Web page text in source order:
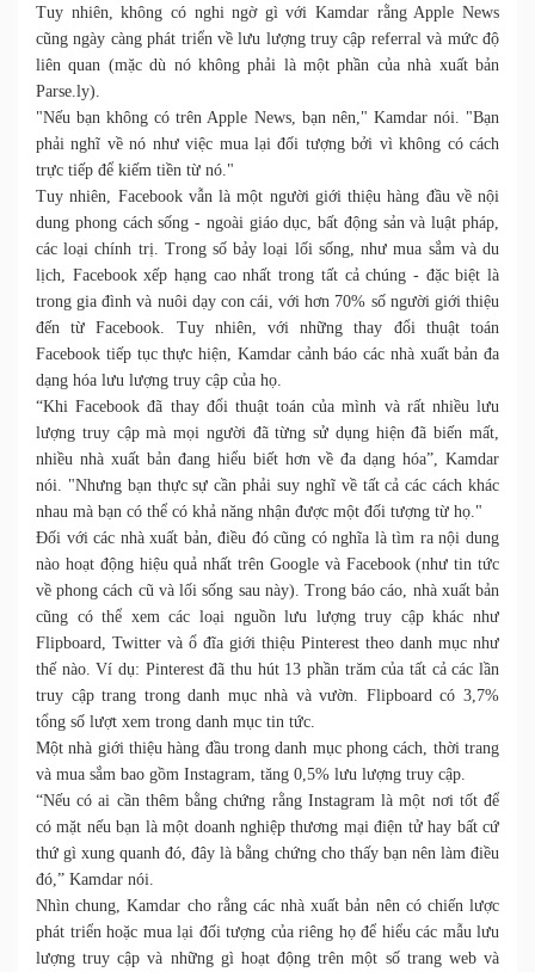
Tuy nhiên, không có nghi ngờ gì với Kamdar rằng Apple News
cũng ngày càng phát triển về lưu lượng truy cập referral và mức độ
liên quan (mặc dù nó không phải là một phần của nhà xuất bản
Parse.ly).
"Nếu bạn không có trên Apple News, bạn nên," Kamdar nói. "Bạn
phải nghĩ về nó như việc mua lại đối tượng bởi vì không có cách
trực tiếp để kiếm tiền từ nó."
Tuy nhiên, Facebook vẫn là một người giới thiệu hàng đầu về nội
dung phong cách sống - ngoài giáo dục, bất động sản và luật pháp,
các loại chính trị. Trong số bảy loại lối sống, như mua sắm và du
lịch, Facebook xếp hạng cao nhất trong tất cả chúng - đặc biệt là
trong gia đình và nuôi dạy con cái, với hơn 70% số người giới thiệu
đến từ Facebook. Tuy nhiên, với những thay đổi thuật toán
Facebook tiếp tục thực hiện, Kamdar cảnh báo các nhà xuất bản đa
dạng hóa lưu lượng truy cập của họ.
“Khi Facebook đã thay đổi thuật toán của mình và rất nhiều lưu
lượng truy cập mà mọi người đã từng sử dụng hiện đã biến mất,
nhiều nhà xuất bản đang hiểu biết hơn về đa dạng hóa”, Kamdar
nói. "Nhưng bạn thực sự cần phải suy nghĩ về tất cả các cách khác
nhau mà bạn có thể có khả năng nhận được một đối tượng từ họ."
Đối với các nhà xuất bản, điều đó cũng có nghĩa là tìm ra nội dung
nào hoạt động hiệu quả nhất trên Google và Facebook (như tin tức
về phong cách cũ và lối sống sau này). Trong báo cáo, nhà xuất bản
cũng có thể xem các loại nguồn lưu lượng truy cập khác như
Flipboard, Twitter và ổ đĩa giới thiệu Pinterest theo danh mục như
thế nào. Ví dụ: Pinterest đã thu hút 13 phần trăm của tất cả các lần
truy cập trang trong danh mục nhà và vườn. Flipboard có 3,7%
tổng số lượt xem trong danh mục tin tức.
Một nhà giới thiệu hàng đầu trong danh mục phong cách, thời trang
và mua sắm bao gồm Instagram, tăng 0,5% lưu lượng truy cập.
“Nếu có ai cần thêm bằng chứng rằng Instagram là một nơi tốt để
có mặt nếu bạn là một doanh nghiệp thương mại điện tử hay bất cứ
thứ gì xung quanh đó, đây là bằng chứng cho thấy bạn nên làm điều
đó,” Kamdar nói.
Nhìn chung, Kamdar cho rằng các nhà xuất bản nên có chiến lược
phát triển hoặc mua lại đối tượng của riêng họ để hiểu các mẫu lưu
lượng truy cập và những gì hoạt động trên một số trang web và